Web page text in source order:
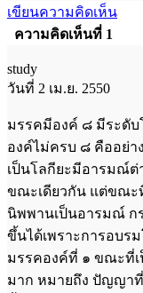
เขียนความคิดเห็น
ความคิดเห็นที่ 1
study
วันที่ 2 เม.ย. 2550
มรรคมีองค์ ๘ มีระดับ
องค์ไม่ครบ ๘ คืออย่า
เป็นโลกียะมีอารมณ์ต่
ขณะเดียวกัน แต่ขณะ
นิพพานเป็นอารมณ์ ก
ขึ้นได้เพราะการอบร
มรรคองค์ที่ ๑ ขณะที่
มาก หมายถึง ปัญญาที่